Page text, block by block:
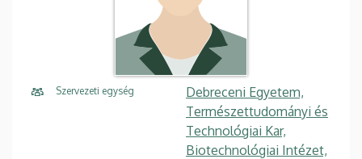
Szervezeti egység
Debreceni Egyetem,
Természettudományi és
Technológiai Kar,
Biotechnológiai Intézet,